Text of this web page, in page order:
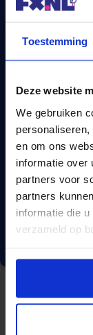
Toestemming
Deze website
We gebruiken
en om ons
informatie over
partners voor
partners
informatie die
verzameld op
Wij